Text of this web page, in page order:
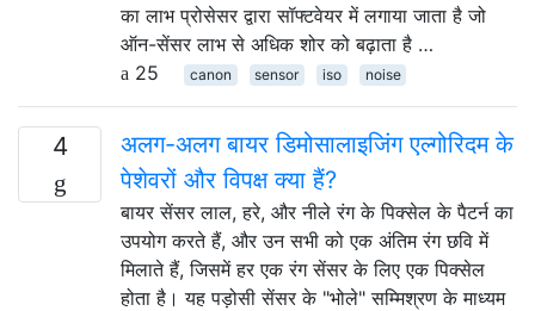
का लाभ प्रोसेसर द्वारा सॉफ्टवेयर में लगाया जाता है जो
ऑन-सेंसर लाभ से अधिक शोर को बढ़ाता है …
25
canon sensor iso noise
4
अलग-अलग बायर डिमोसालाइजिंग एल्गोरिदम के
पेशेवरों और विपक्ष क्या हैं?
बायर सेंसर लाल, हरे, और नीले रंग के पिक्सेल के पैटर्न का
उपयोग करते हैं, और उन सभी को एक अंतिम रंग छवि में
मिलाते हैं, जिसमें हर एक रंग सेंसर के लिए एक पिक्सेल
होता है। यह पड़ोसी सेंसर के "भोले" सम्मिश्रण के माध्यम